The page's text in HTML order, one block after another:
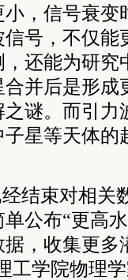
，信号衰变
号，不仅能
还能为研究
并后是形成
谜。而引力
星等天体的
结束对相关
公布“更高
，收集更多
工学院物理